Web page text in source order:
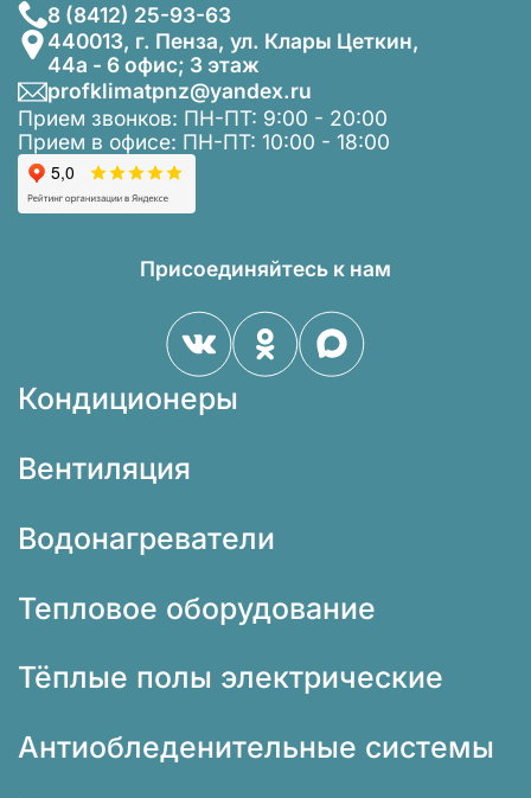
8 (8412) 25-93-63
440013, г. Пенза, ул. Клары Цеткин,
44а - 6 офис; 3 этаж
profklimatpnz@yandex.ru
Прием звонков: ПН-ПТ: 9:00 - 20:00
Прием в офисе: ПН-ПТ: 10:00 - 18:00
Присоединяйтесь к нам
Кондиционеры
Вентиляция
Водонагреватели
Тепловое оборудование
Тёплые полы электрические
Антиобледенительные системы